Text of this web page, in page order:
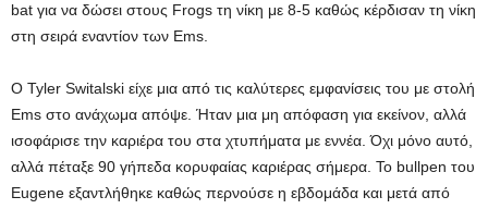
bat για να δώσει στους Frogs τη νίκη με 8-5 καθώς κέρδισαν τη νίκη
στη σειρά εναντίον των Ems.
Ο Tyler Switalski είχε μια από τις καλύτερες εμφανίσεις του με στολή
Ems στο ανάχωμα απόψε. Ήταν μια μη απόφαση για εκείνον, αλλά
ισοφάρισε την καριέρα του στα χτυπήματα με εννέα. Όχι μόνο αυτό,
αλλά πέταξε 90 γήπεδα κορυφαίας καριέρας σήμερα. Το bullpen του
Eugene εξαντλήθηκε καθώς περνούσε η εβδομάδα και μετά από